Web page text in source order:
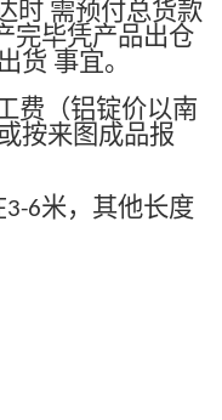
时 需预付总货款
完毕凭产品出仓
货 事宜。
费（铝锭价以南
按来图成品报
3-6米，其他长度